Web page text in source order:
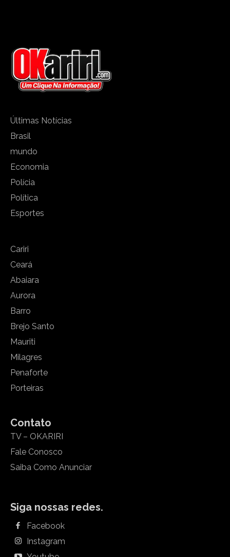
Últimas Notícias
Brasil
mundo
Economia
Polícia
Política
Esportes
Cariri
Ceará
Abaiara
Aurora
Barro
Brejo Santo
Mauriti
Milagres
Penaforte
Porteiras
Contato
TV – OKARIRI
Fale Conosco
Saiba Como Anunciar
Siga nossas redes.
Facebook
Instagram